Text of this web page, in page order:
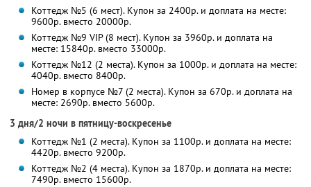
Коттедж №5 (6 мест). Купон за 2400р. и доплата на месте:
9600р. вместо 20000р.
Коттедж №9 VIP (8 мест). Купон за 3960р. и доплата на
месте: 15840р. вместо 33000р.
Коттедж №12 (2 места). Купон за 1000р. и доплата на месте:
4040р. вместо 8400р.
Номер в корпусе №7 (2 места). Купон за 670р. и доплата на
месте: 2690р. вместо 5600р.
3 дня/2 ночи в пятницу-воскресенье
Коттедж №1 (2 места). Купон за 1100р. и доплата на месте:
4420р. вместо 9200р.
Коттедж №2 (4 места). Купон за 1870р. и доплата на месте:
7490р. вместо 15600р.